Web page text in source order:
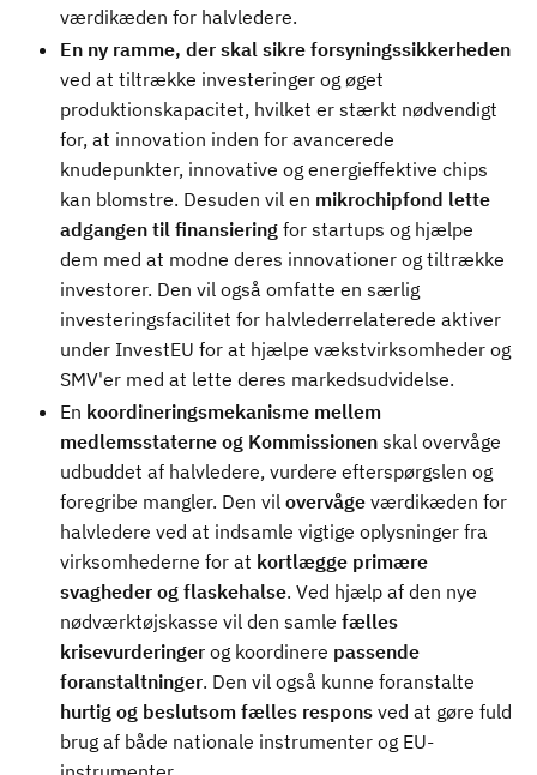
værdikæden for halvledere.
En ny ramme, der skal sikre forsyningssikkerheden
ved at tiltrække investeringer og øget
produktionskapacitet, hvilket er stærkt nødvendigt
for, at innovation inden for avancerede
knudepunkter, innovative og energieffektive chips
kan blomstre. Desuden vil en mikrochipfond lette
adgangen til finansiering for startups og hjælpe
dem med at modne deres innovationer og tiltrække
investorer. Den vil også omfatte en særlig
investeringsfacilitet for halvlederrelaterede aktiver
under InvestEU for at hjælpe vækstvirksomheder og
SMV'er med at lette deres markedsudvidelse.
En koordineringsmekanisme mellem
medlemsstaterne og Kommissionen skal overvåge
udbuddet af halvledere, vurdere efterspørgslen og
foregribe mangler. Den vil overvåge værdikæden for
halvledere ved at indsamle vigtige oplysninger fra
virksomhederne for at kortlægge primære
svagheder og flaskehalse. Ved hjælp af den nye
nødværktøjskasse vil den samle fælles
krisevurderinger og koordinere passende
foranstaltninger. Den vil også kunne foranstalte
hurtig og beslutsom fælles respons ved at gøre fuld
brug af både nationale instrumenter og EU-